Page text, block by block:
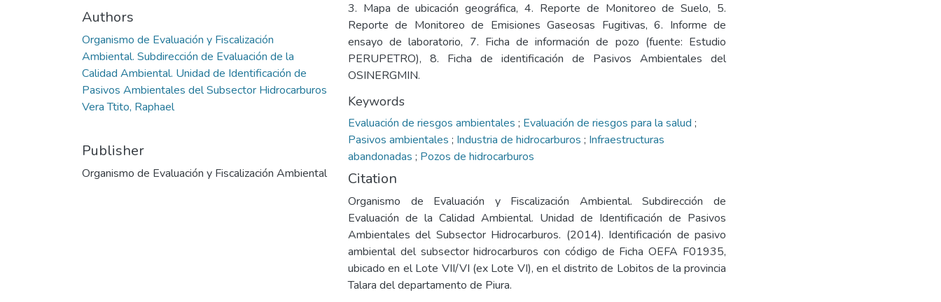
Authors
Organismo de Evaluación y Fiscalización
Ambiental. Subdirección de Evaluación de la
Calidad Ambiental. Unidad de Identificación de
Pasivos Ambientales del Subsector Hidrocarburos
Vera Ttito, Raphael
Publisher
Organismo de Evaluación y Fiscalización Ambiental
3. Mapa de ubicación geográfica, 4. Reporte de Monitoreo de Suelo, 5.
Reporte de Monitoreo de Emisiones Gaseosas Fugitivas, 6. Informe de
ensayo de laboratorio, 7. Ficha de información de pozo (fuente: Estudio
PERUPETRO), 8. Ficha de identificación de Pasivos Ambientales del
OSINERGMIN.
Keywords
Evaluación de riesgos ambientales ; Evaluación de riesgos para la salud ;
Pasivos ambientales ; Industria de hidrocarburos ; Infraestructuras
abandonadas ; Pozos de hidrocarburos
Citation
Organismo de Evaluación y Fiscalización Ambiental. Subdirección de
Evaluación de la Calidad Ambiental. Unidad de Identificación de Pasivos
Ambientales del Subsector Hidrocarburos. (2014). Identificación de pasivo
ambiental del subsector hidrocarburos con código de Ficha OEFA F01935,
ubicado en el Lote VII/VI (ex Lote VI), en el distrito de Lobitos de la provincia
Talara del departamento de Piura.